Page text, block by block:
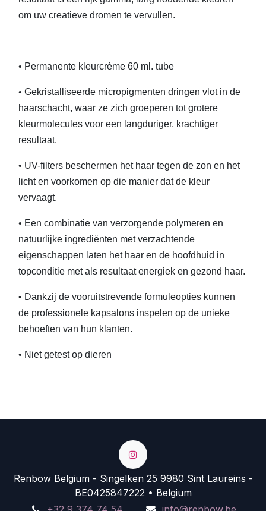
om uw creatieve dromen te vervullen.
• Permanente kleurcrème 60 ml. tube
• Gekristalliseerde micropigmenten dringen vlot in de
haarschacht, waar ze zich groeperen tot grotere
kleurmolecules voor een langduriger, krachtiger
resultaat.
• UV-filters beschermen het haar tegen de zon en het
licht en voorkomen op die manier dat de kleur
vervaagt.
• Een combinatie van verzorgende polymeren en
natuurlijke ingrediënten met verzachtende
eigenschappen laten het haar en de hoofdhuid in
topconditie met als resultaat energiek en gezond haar.
• Dankzij de vooruitstrevende formuleopties kunnen
de professionele kapsalons inspelen op de unieke
behoeften van hun klanten.
• Niet getest op dieren
Renbow Belgium - Singelken 25 9980 Sint Laureins -
BE0425847222 • Belgium